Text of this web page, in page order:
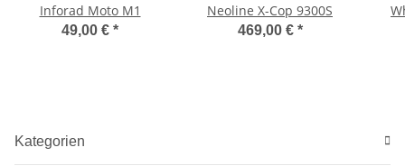
Inforad Moto M1
49,00 € *
Neoline X-Cop 9300S
469,00 € *
Kategorien